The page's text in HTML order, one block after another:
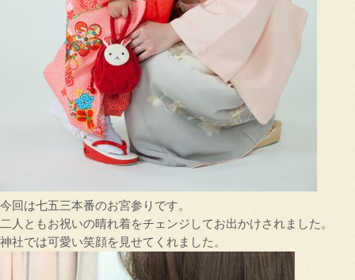
今回は七五三本番のお宮参りです。
二人ともお祝いの晴れ着をチェンジしてお出かけされました。
神社では可愛い笑顔を見せてくれました。